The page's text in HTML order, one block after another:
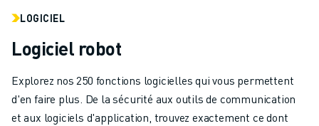
LOGICIEL
Logiciel robot
Explorez nos 250 fonctions logicielles qui vous permettent
d'en faire plus. De la sécurité aux outils de communication
et aux logiciels d'application, trouvez exactement ce dont